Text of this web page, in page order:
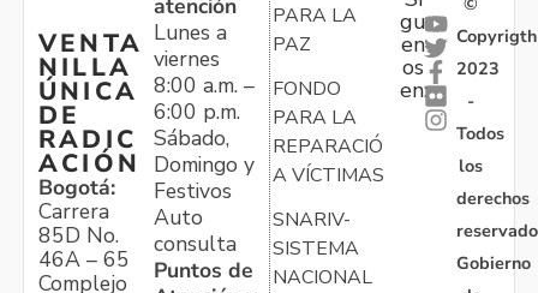
VENTA
NILLA
ÚNICA
DE
RADIC
ACIÓN
Bogotá:
Carrera
85D No.
46A – 65
Complejo
atención
Lunes a
viernes
8:00 a.m. –
6:00 p.m.
Sábado,
Domingo y
Festivos
Auto
consulta
Puntos de
PARA LA
PAZ
FONDO
PARA LA
REPARACIÓN
A VÍCTIMAS
SNARIV-
SISTEMA
NACIONAL
gu
en
os
en:
Copyrigth
2023
-
Todos
los
derechos
Gobierno